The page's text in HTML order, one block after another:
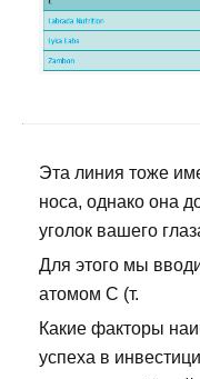
Эта линия тоже
носа, однако она
уголок вашего
Для этого мы
атомом С (т.
Какие факторы
успеха в